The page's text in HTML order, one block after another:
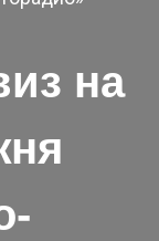
на